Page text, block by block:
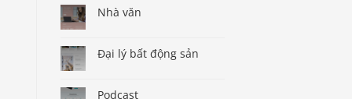
Nhà văn
Đại lý bất động sản
Podcast